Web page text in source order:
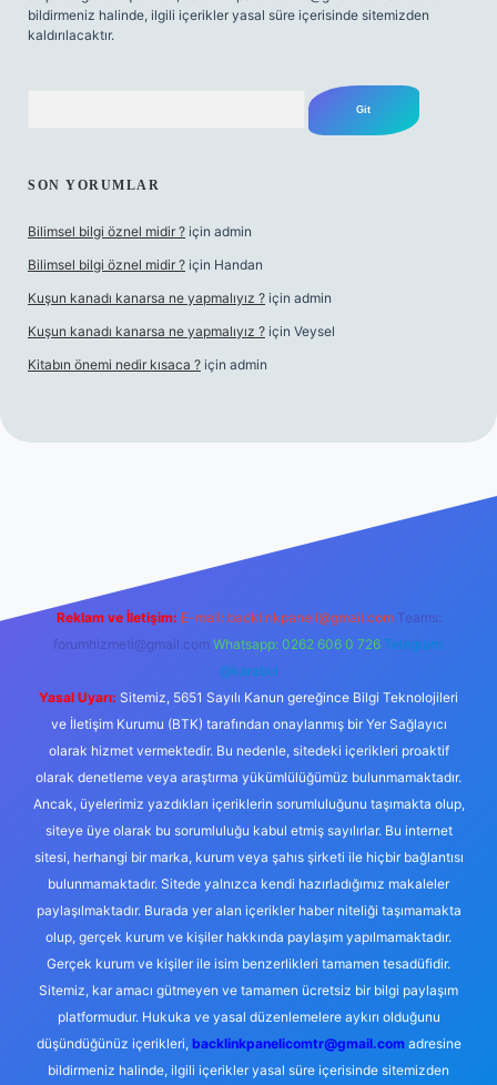
bildirmeniz halinde, ilgili içerikler yasal süre içerisinde sitemizden
kaldırılacaktır.
SON YORUMLAR
Bilimsel bilgi öznel midir ? için admin
Bilimsel bilgi öznel midir ? için Handan
Kuşun kanadı kanarsa ne yapmalıyız ? için admin
Kuşun kanadı kanarsa ne yapmalıyız ? için Veysel
Kitabın önemi nedir kısaca ? için admin
Reklam ve İletişim: E-mail: backlinkpaneli@gmail.com Teams:
forumhizmeti@gmail.com Whatsapp: 0262 606 0 726 Telegram:
@karabul
Yasal Uyarı: Sitemiz, 5651 Sayılı Kanun gereğince Bilgi Teknolojileri
ve İletişim Kurumu (BTK) tarafından onaylanmış bir Yer Sağlayıcı
olarak hizmet vermektedir. Bu nedenle, sitedeki içerikleri proaktif
olarak denetleme veya araştırma yükümlülüğümüz bulunmamaktadır.
Ancak, üyelerimiz yazdıkları içeriklerin sorumluluğunu taşımakta olup,
siteye üye olarak bu sorumluluğu kabul etmiş sayılırlar. Bu internet
sitesi, herhangi bir marka, kurum veya şahıs şirketi ile hiçbir bağlantısı
bulunmamaktadır. Sitede yalnızca kendi hazırladığımız makaleler
paylaşılmaktadır. Burada yer alan içerikler haber niteliği taşımamakta
olup, gerçek kurum ve kişiler hakkında paylaşım yapılmamaktadır.
Gerçek kurum ve kişiler ile isim benzerlikleri tamamen tesadüfidir.
Sitemiz, kar amacı gütmeyen ve tamamen ücretsiz bir bilgi paylaşım
platformudur. Hukuka ve yasal düzenlemelere aykırı olduğunu
düşündüğünüz içerikleri, backlinkpanelicomtr@gmail.comadresine
bildirmeniz halinde, ilgili içerikler yasal süre içerisinde sitemizden